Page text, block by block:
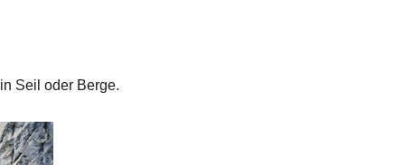
Seil oder Berge.